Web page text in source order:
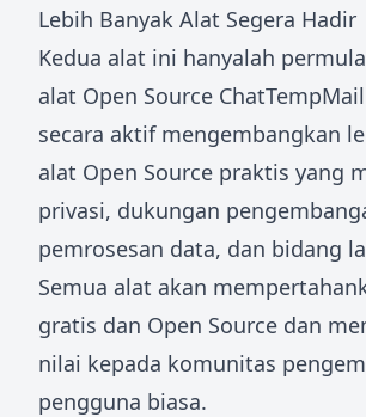
Lebih Banyak Alat Segera Hadir
Kedua alat ini hanyalah
alat Open Source
secara aktif mengembangkan
alat Open Source praktis yang
privasi, dukungan
pemrosesan data, dan bidang
Semua alat akan
gratis dan Open Source dan
nilai kepada komunitas
pengguna biasa.